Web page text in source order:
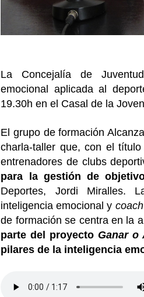
La Concejalía de
emocional aplicada al
19.30h en el Casal de la
El grupo de formación
charla-taller que, con el
entrenadores de clubs
para la gestión de
Deportes, Jordi Miralles.
inteligencia emocional y coach
de formación se centra en la
parte del proyecto Ganar o
pilares de la inteligencia